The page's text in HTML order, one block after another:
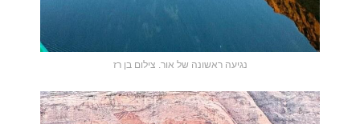
נגיעה ראשונה של אור. צילום בן רז